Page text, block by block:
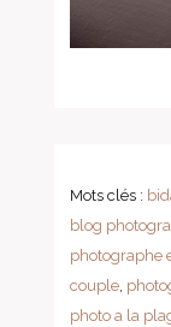
Mots clés :
blog
photographe
couple,
photo a la